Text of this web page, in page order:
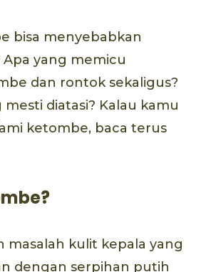
bisa menyebabkan
yang memicu
dan rontok sekaligus?
diatasi? Kalau kamu
ketombe, baca terus
masalah kulit kepala yang
dengan serpihan putih